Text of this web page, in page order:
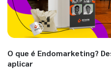
O que é Endomarketing?
aplicar